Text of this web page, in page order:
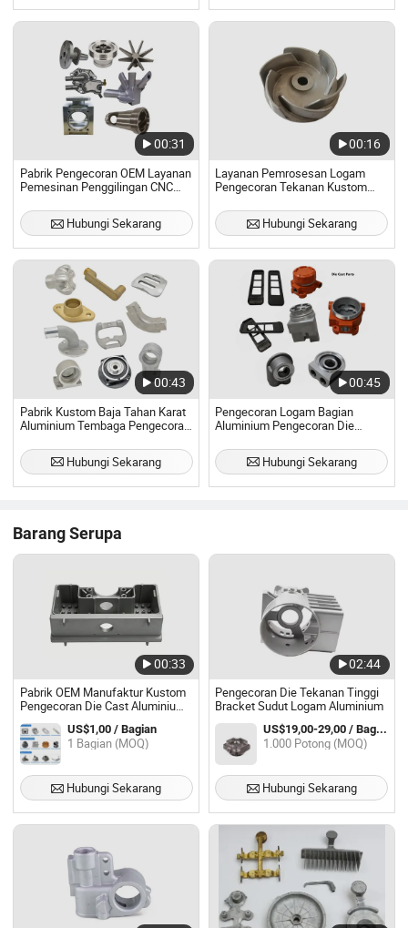
00:31
Pabrik Pengecoran OEM Layanan
Pemesinan Penggilingan CNC
Pengecoran Presisi Pengecoran
Hubungi Sekarang
00:16
Layanan Pemrosesan Logam
Pengecoran Tekanan Kustom
Kuningan Kustom Pabrik
Pengecoran Qingdao
Hubungi Sekarang
00:43
Pabrik Kustom Baja Tahan Karat
Aluminium Tembaga Pengecoran
Hubungi Sekarang
00:45
Pengecoran Logam Bagian
Aluminium Pengecoran Die
Hubungi Sekarang
Barang Serupa
00:33
Pabrik OEM Manufaktur Kustom
Pengecoran Die Cast Aluminium
Enclosure untuk Peralatan Aman
Layanan Pengecoran Die Presisi
US$1,00 / Bagian
1 Bagian (MOQ)
Hubungi Sekarang
02:44
Pengecoran Die Tekanan Tinggi
Bracket Sudut Logam Aluminium
US$19,00-29,00 / Bagian
1.000 Potong (MOQ)
Hubungi Sekarang